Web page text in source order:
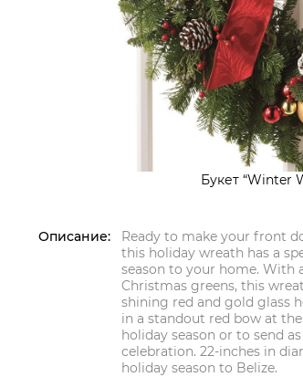
Букет “Winter
Описание:
Ready to make your front
this holiday wreath has a
season to your home. With
Christmas greens, this
shining red and gold glass
in a standout red bow at
holiday season or to send
celebration. 22-inches in
holiday season to Belize.